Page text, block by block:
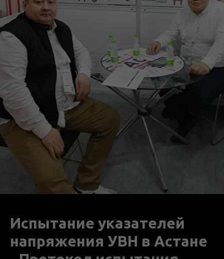
Испытание указателей
напряжения УВН в Астане